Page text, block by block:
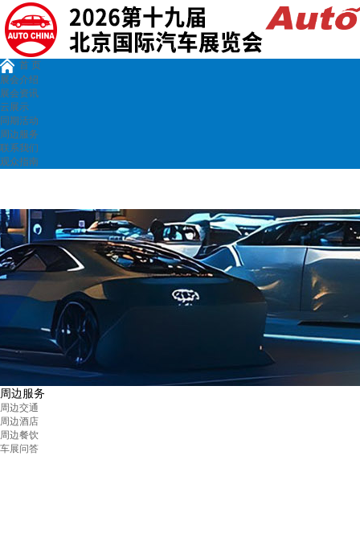
首 页
展会介绍
展会资讯
云展示
同期活动
周边服务
联系我们
观众指南
周边服务
周边交通
周边酒店
周边餐饮
车展问答